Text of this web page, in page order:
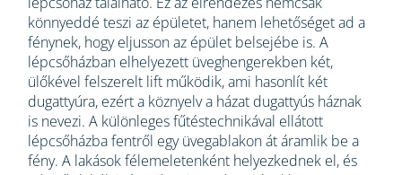
könnyeddé teszi az épületet, hanem lehetőséget ad a
fénynek, hogy eljusson az épület belsejébe is. A
lépcsőházban elhelyezett üveghengerekben két,
ülőkével felszerelt lift működik, ami hasonlít két
dugattyúra, ezért a köznyelv a házat dugattyús háznak
is nevezi. A különleges fűtéstechnikával ellátott
lépcsőházba fentről egy üvegablakon át áramlik be a
fény. A lakások félemeletenként helyezkednek el, és